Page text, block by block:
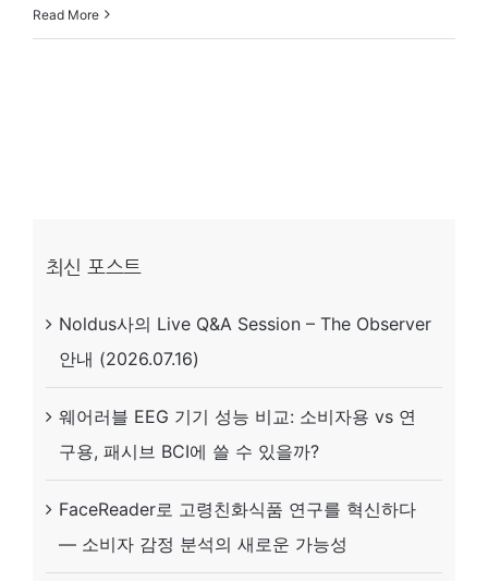
가
짜
암
미
소)
Read More
최신 포스트
Noldus사의 Live Q&A Session – The Observer
안내 (2026.07.16)
웨어러블 EEG 기기 성능 비교: 소비자용 vs 연
구용, 패시브 BCI에 쓸 수 있을까?
FaceReader로 고령친화식품 연구를 혁신하다
— 소비자 감정 분석의 새로운 가능성